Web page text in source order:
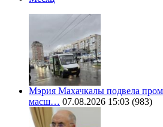
Мэрия Махачкалы подвела
масш… 07.08.2026 15:03 (983)